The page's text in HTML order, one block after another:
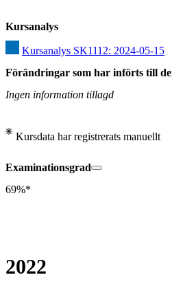
Kursanalys
Kursanalys SK1112: 2024-05-15
Förändringar som har införts till
Ingen information tillagd
Kursdata har registrerats manuellt
Examinationsgrad
69%*
2022